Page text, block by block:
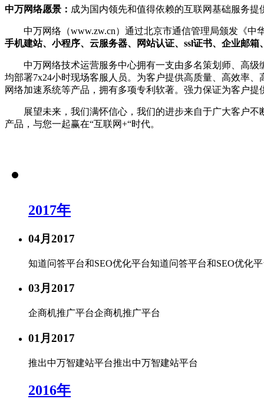
比黑客更早发现可导致企业数据泄露
漏洞扫描
DNS解析
多节点多线路，高防安全，稳定高速
高端定制
更多认证>>
安全联盟
给用户一个信任你的理由
可信网站
可信网站是网站取信于民的身份证
诚信网站
中万网络愿景： 成为国内领先和值得依赖的互联网基础服务提
中万网络（www.zw.cn）通过北京市通信管理局颁发《
手机建站、小程序、云服务器、网站认证、ssl证书、企业邮
中万网络技术运营服务中心拥有一支由多名策划师、高
均部署7x24小时现场客服人员。为客户提供高质量、高效率
网络加速系统等产品，拥有多项专利软著。强力保证为客户提
展望未来，我们满怀信心，我们的进步来自于广大客户
产品，与您一起赢在“互联网+“时代。
2017年
04月 2017
知道问答平台和SEO优化平台知道问答平台和SEO优化平
03月 2017
企商机推广平台企商机推广平台
01月 2017
推出中万智建站平台推出中万智建站平台
2016年